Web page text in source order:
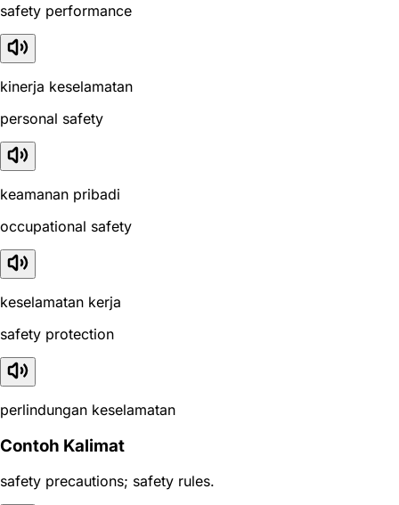
safety performance
kinerja keselamatan
personal safety
keamanan pribadi
occupational safety
keselamatan kerja
safety protection
perlindungan keselamatan
Contoh Kalimat
safety precautions; safety rules.